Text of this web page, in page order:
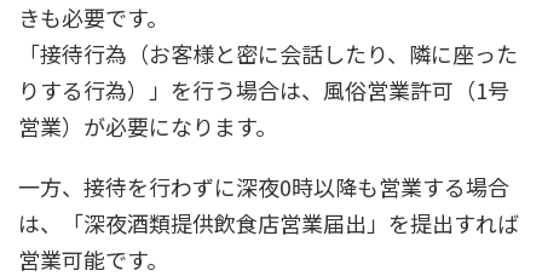
きも必要です。
「接待行為（お客様と密に会話したり、隣に座った
りする行為）」を行う場合は、風俗営業許可（1号
営業）が必要になります。
一方、接待を行わずに深夜0時以降も営業する場合
は、「深夜酒類提供飲食店営業届出」を提出すれば
営業可能です。